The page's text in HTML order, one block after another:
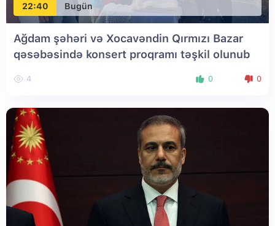
22:40 Bugün
Ağdam şəhəri və Xocavəndin Qırmızı Bazar
qəsəbəsində konsert proqramı təşkil olunub
4 0 0